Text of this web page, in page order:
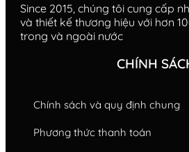
Since 2015, chúng tôi cung cấp
và thiết kế thương hiệu với hơn
trong và ngoài nước
CHÍNH
Chính sách và quy định chung
Phương thức thanh toán